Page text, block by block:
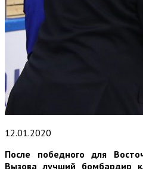
12.01.2020
После победного для
Вызова лучший бомбардир